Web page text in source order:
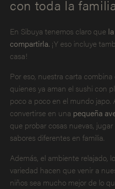
con toda la
En Sibuya tenemos claro que
compartirla. ¡Y eso incluye
casa!
Por eso, nuestra carta
quienes ya aman el sushi con
poco a poco en el mundo japo.
convertirse en una pequeña
que probar cosas nuevas,
sabores diferentes en familia.
Además, el ambiente relajado,
variedad hacen que venir a
niños sea mucho mejor de lo